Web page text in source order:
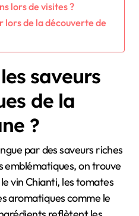
lors de visites ?
lors de la découverte de
saveurs
de la
?
par des saveurs riches
emblématiques, on trouve
le vin Chianti, les tomates
aromatiques comme le